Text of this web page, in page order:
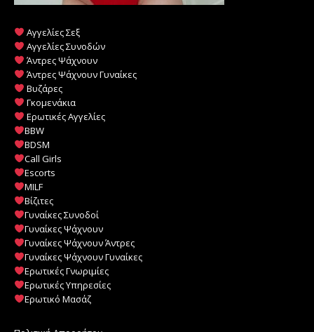
Αγγελίες Σεξ
Αγγελίες Συνοδών
Άντρες Ψάχνουν
Άντρες Ψάχνουν Γυναίκες
Βυζάρες
Γκομενάκια
Ερωτικές Αγγελίες
BBW
BDSM
Call Girls
Escorts
MILF
️Βίζιτες
Γυναίκες Συνοδοί
Γυναίκες Ψάχνουν
Γυναίκες Ψάχνουν Άντρες
Γυναίκες Ψάχνουν Γυναίκες
Ερωτικές Γνωριμίες
Ερωτικές Υπηρεσίες
Ερωτικό Μασάζ